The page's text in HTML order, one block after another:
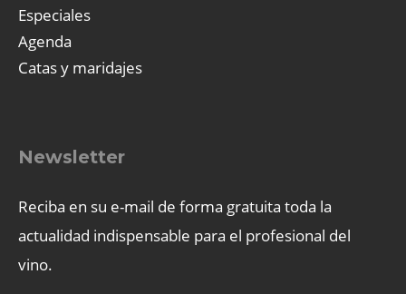
Especiales
Agenda
Catas y maridajes
Newsletter
Reciba en su e-mail de forma gratuita toda la
actualidad indispensable para el profesional del
vino.